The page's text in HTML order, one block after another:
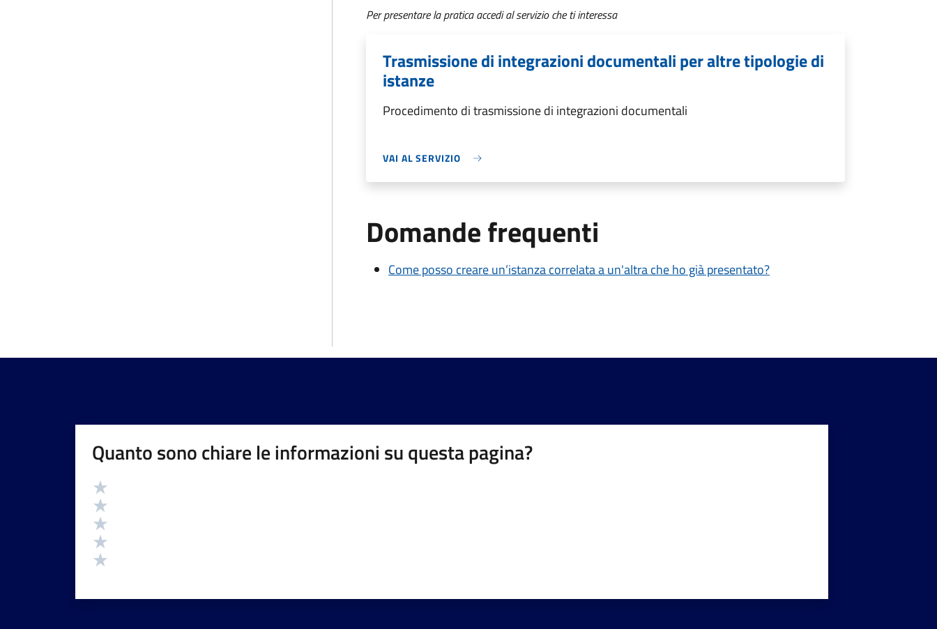
Per presentare la pratica accedi al servizio che ti interessa
Trasmissione di integrazioni documentali per altre tipologie di
istanze
Procedimento di trasmissione di integrazioni documentali
VAI AL SERVIZIO
Domande frequenti
Come posso creare un’istanza correlata a un'altra che ho già presentato?
Quanto sono chiare le informazioni su questa pagina?
Valutazione